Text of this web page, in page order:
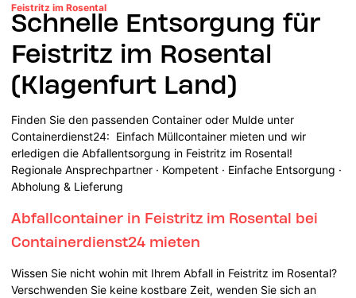
Feistritz im Rosental
Schnelle Entsorgung für
Feistritz im Rosental
(Klagenfurt Land)
Finden Sie den passenden Container oder Mulde unter
Containerdienst24: Einfach Müllcontainer mieten und wir
erledigen die Abfallentsorgung in Feistritz im Rosental!
Regionale Ansprechpartner · Kompetent · Einfache Entsorgung ·
Abholung & Lieferung
Abfallcontainer in Feistritz im Rosental bei
Containerdienst24 mieten
Wissen Sie nicht wohin mit Ihrem Abfall in Feistritz im Rosental?
Verschwenden Sie keine kostbare Zeit, wenden Sie sich an